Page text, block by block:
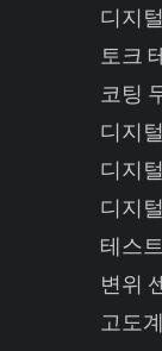
디지
토크
코팅
디지
디지
디지
테스
변위
고도